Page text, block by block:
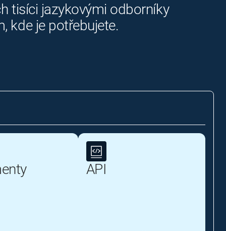
tisíci jazykovými odborníky
kde je potřebujete.
API